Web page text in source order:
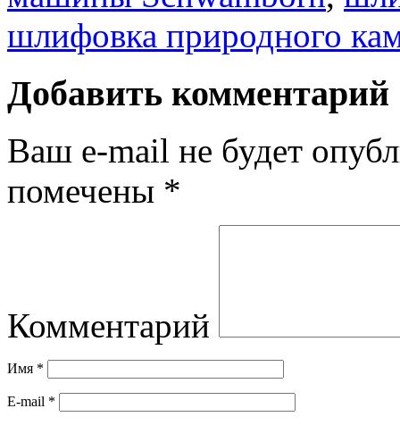
шлифовка природного
Добавить комментарий
Ваш e-mail не будет
помечены *
Комментарий
Имя *
E-mail *